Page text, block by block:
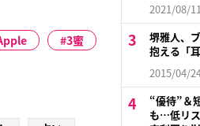
3蜜
2021/08/
堺雅人、
抱える「
2015/04/
“優待”＆
も…低リ